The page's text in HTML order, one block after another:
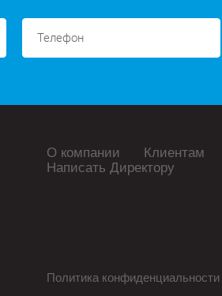
О компании Клиентам
Написать Директору
Политика конфиденциальности